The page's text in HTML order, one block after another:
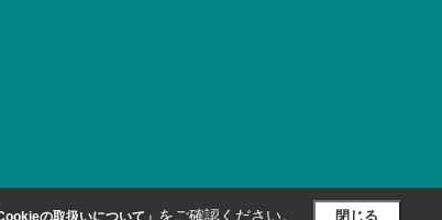
の取扱いについて」 をご確認ください。 閉じる